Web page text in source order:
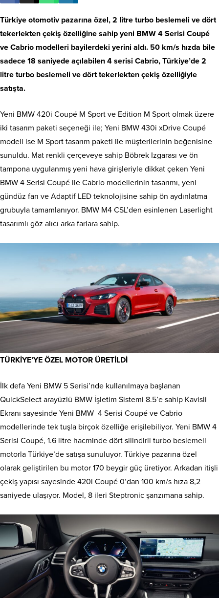
Türkiye otomotiv pazarına özel, 2 litre turbo beslemeli ve dört
tekerlekten çekiş özelliğine sahip yeni BMW 4 Serisi Coupé
ve Cabrio modelleri bayilerdeki yerini aldı. 50 km/s hızda bile
sadece 18 saniyede açılabilen 4 serisi Cabrio, Türkiye’de 2
litre turbo beslemeli ve dört tekerlekten çekiş özelliğiyle
satışta.
Yeni BMW 420i Coupé M Sport ve Edition M Sport olmak üzere
iki tasarım paketi seçeneği ile; Yeni BMW 430i xDrive Coupé
modeli ise M Sport tasarım paketi ile müşterilerinin beğenisine
sunuldu. Mat renkli çerçeveye sahip Böbrek Izgarası ve ön
tampona uygulanmış yeni hava girişleriyle dikkat çeken Yeni
BMW 4 Serisi Coupé ile Cabrio modellerinin tasarımı, yeni
gündüz farı ve Adaptif LED teknolojisine sahip ön aydınlatma
grubuyla tamamlanıyor. BMW M4 CSL’den esinlenen Laserlight
tasarımlı göz alıcı arka farlara sahip.
TÜRKİYE’YE ÖZEL MOTOR ÜRETİLDİ
İlk defa Yeni BMW 5 Serisi’nde kullanılmaya başlanan
QuickSelect arayüzlü BMW İşletim Sistemi 8.5’e sahip Kavisli
Ekranı sayesinde Yeni BMW 4 Serisi Coupé ve Cabrio
modellerinde tek tuşla birçok özelliğe erişilebiliyor. Yeni BMW 4
Serisi Coupé, 1.6 litre hacminde dört silindirli turbo beslemeli
motorla Türkiye’de satışa sunuluyor. Türkiye pazarına özel
olarak geliştirilen bu motor 170 beygir güç üretiyor. Arkadan itişli
çekiş yapısı sayesinde 420i Coupé 0’dan 100 km/s hıza 8,2
saniyede ulaşıyor. Model, 8 ileri Steptronic şanzımana sahip.